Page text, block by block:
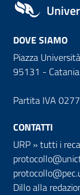
DOVE SIAMO
Piazza
95131 - Catania
Partita IVA
CONTATTI
URP »tutti i
Dillo alla